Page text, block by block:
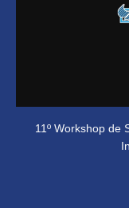
11º Workshop de